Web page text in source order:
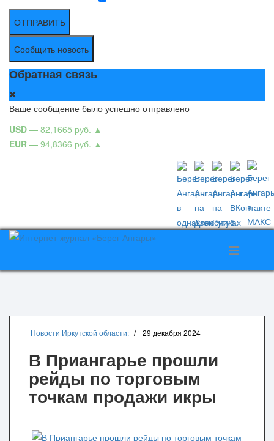
ОТПРАВИТЬ
Сообщить новость
Обратная связь
Ваше сообщение было успешно отправлено
USD — 82,1665 руб. ▲
EUR — 94,8366 руб. ▲
Новости Иркутской области: 29 декабря 2024
В Приангарье прошли
рейды по торговым
точкам продажи икры